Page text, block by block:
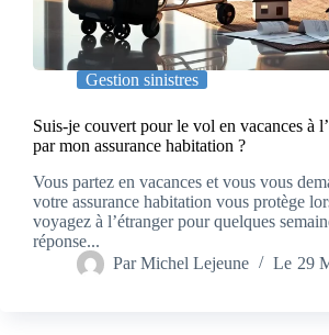
Gestion sinistres
Suis-je couvert pour le vol en vacances à
par mon assurance habitation ?
Vous partez en vacances et vous vous
votre assurance habitation vous protège
voyagez à l’étranger pour quelques
réponse...
Par Michel Lejeune Le 29